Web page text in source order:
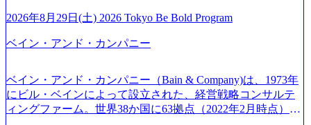
通常の選考フローと異なり、事前に適性検査をご受検いた
ションサーチになります。 ご経験やスキル、そして適性や
きます。 ※本求人はレバテック株式会社の雇用となりま
す。 ※案件によっては客先に出向いての作業も発生しま
す。 ＜ITコンサルタント＞ Webアプリケーション、SaaS系
s://www.accenture.com/jp-ja/case-studies/communications-media/so
する「保安ネット」を構築。省庁DXの先進事例を実現 (http
ry-safety-network)（公共サービス） カルビー：SAP HANAの
導入で基幹システムを刷新 (https://www.accenture.com/jp-ja/ca
se-studies/consumer-goods-services/calbee)（消費財・サービ
トとしている SAP領域においては日本市場No.1を誇り、全
定コンサルタント資格を取得している また、日本国内企業
資格も保有、さまざまな業界・業種でのプロジェクト実績
と蓄積されたノウハウを基に独自の方法論やテンプレート
を開発し、それらを活用してお客様に最適なSAPコンサル
ティングサービスを提供する https://storage.googleapis.com/our
2026年8月29日(土) 2026 Tokyo Be Bold Program
ベイン・アンド・カンパニー
ベイン・アンド・カンパニー（Bain & Company)は、1973年
にビル・ベインによって設立された、経営戦略コンサルテ
ィングファーム。世界38か国に63拠点（2022年2月時点）、